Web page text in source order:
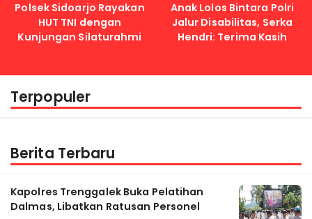
Polsek Sidoarjo Rayakan
HUT TNI dengan
Kunjungan Silaturahmi
Anak Lolos Bintara Polri
Jalur Disabilitas, Serka
Hendri: Terima Kasih
Kapolri
Terpopuler
Berita Terbaru
Kapolres Trenggalek Buka Pelatihan
Dalmas, Libatkan Ratusan Personel